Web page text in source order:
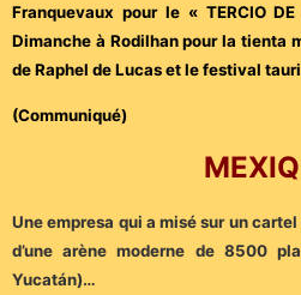
Franquevaux pour le « TERCIO
Dimanche à Rodilhan pour la tienta
de Raphel de Lucas et le festival
(Communiqué)
Une empresa qui a misé sur un
d’une arène moderne de 8500
Yucatán)…